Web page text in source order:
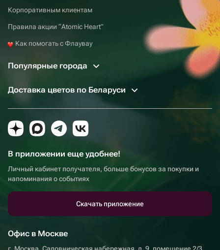
Корпоративным клиентам
Правила акции “Atomic Heart”
Как помогать с Флаувау
Популярные города
Доставка цветов по Беларуси
В приложении еще удобнее!
Личный кабинет получателя, больше бонусов за покупки и
напоминания о событиях
Скачать приложение
Офис в Москве
г. Москва, Садовническая набережная, д. 9, помещение 2/3